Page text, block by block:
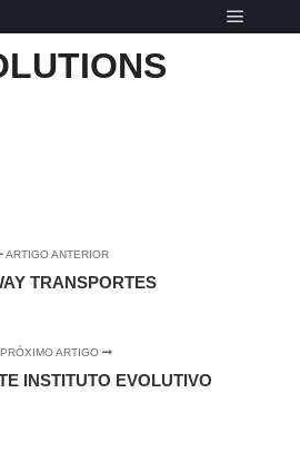
ARTIGO ANTERIOR
TRANSPORTES
PRÓXIMO ARTIGO
INSTITUTO EVOLUTIVO